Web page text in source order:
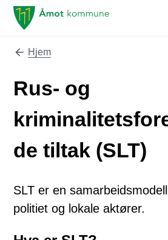
Åmot kommune
Du er her:
Hjem
Rus- og
de tiltak (SLT)
SLT er en
politiet og lokale aktører.